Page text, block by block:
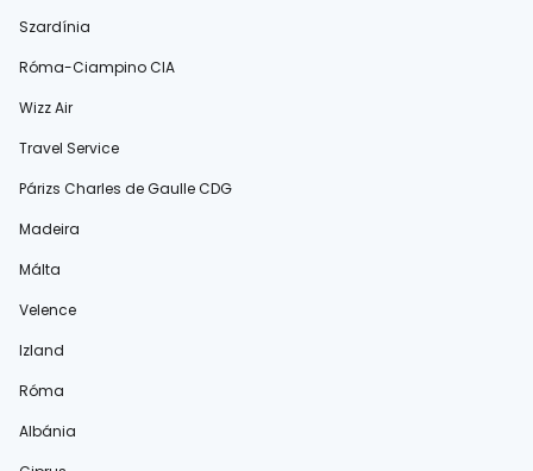
Szardínia
Róma-Ciampino CIA
Wizz Air
Travel Service
Párizs Charles de Gaulle CDG
Madeira
Málta
Velence
Izland
Róma
Albánia